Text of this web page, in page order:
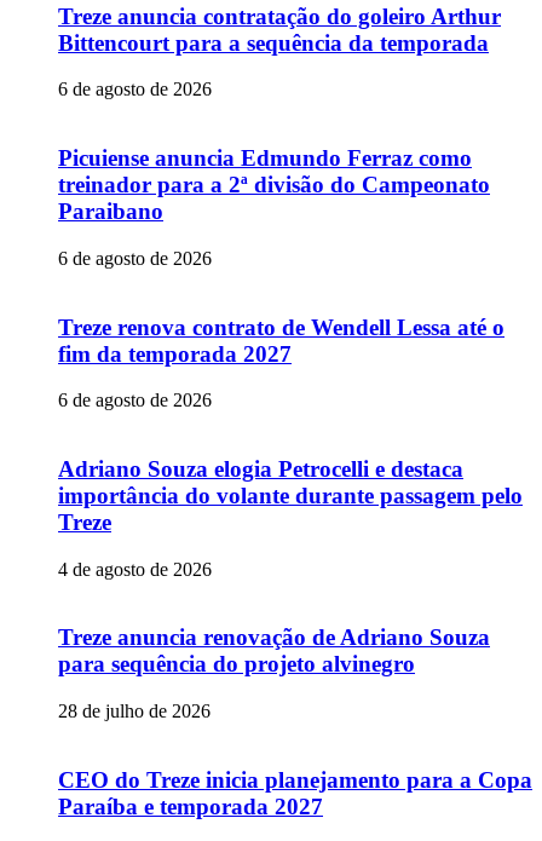
Treze anuncia contratação do goleiro Arthur
Bittencourt para a sequência da temporada
6 de agosto de 2026
Picuiense anuncia Edmundo Ferraz como
treinador para a 2ª divisão do Campeonato
Paraibano
6 de agosto de 2026
Treze renova contrato de Wendell Lessa até o
fim da temporada 2027
6 de agosto de 2026
Adriano Souza elogia Petrocelli e destaca
importância do volante durante passagem pelo
Treze
4 de agosto de 2026
Treze anuncia renovação de Adriano Souza
para sequência do projeto alvinegro
28 de julho de 2026
CEO do Treze inicia planejamento para a Copa
Paraíba e temporada 2027